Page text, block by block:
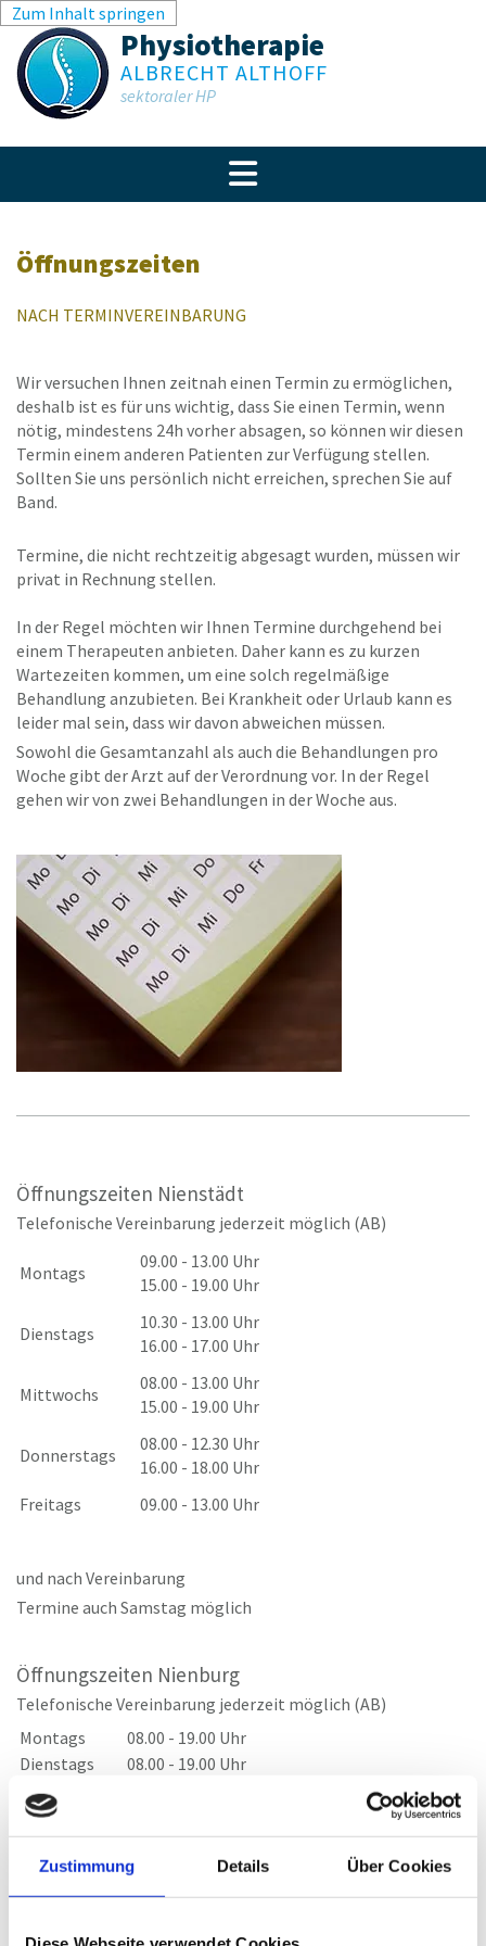
Zustimmung Details Über Cookies
Zum Inhalt springen
Physiotherapie
ALBRECHT ALTHOFF
sektoraler HP
Öffnungszeiten
NACH TERMINVEREINBARUNG
Wir versuchen Ihnen zeitnah einen Termin zu ermöglichen,
deshalb ist es für uns wichtig, dass Sie einen Termin, wenn
nötig, mindestens 24h vorher absagen, so können wir diesen
Termin einem anderen Patienten zur Verfügung stellen.
Sollten Sie uns persönlich nicht erreichen, sprechen Sie auf
Band.
Termine, die nicht rechtzeitig abgesagt wurden, müssen wir
privat in Rechnung stellen.
In der Regel möchten wir Ihnen Termine durchgehend bei
einem Therapeuten anbieten. Daher kann es zu kurzen
Wartezeiten kommen, um eine solch regelmäßige
Behandlung anzubieten. Bei Krankheit oder Urlaub kann es
leider mal sein, dass wir davon abweichen müssen.
Sowohl die Gesamtanzahl als auch die Behandlungen pro
Woche gibt der Arzt auf der Verordnung vor. In der Regel
gehen wir von zwei Behandlungen in der Woche aus.
Öffnungszeiten Nienstädt
Telefonische Vereinbarung jederzeit möglich (AB)
Montags
09.00 - 13.00 Uhr
15.00 - 19.00 Uhr
Dienstags
10.30 - 13.00 Uhr
16.00 - 17.00 Uhr
Mittwochs
08.00 - 13.00 Uhr
15.00 - 19.00 Uhr
Donnerstags
08.00 - 12.30 Uhr
16.00 - 18.00 Uhr
Freitags
09.00 - 13.00 Uhr
und nach Vereinbarung
Termine auch Samstag möglich
Öffnungszeiten Nienburg
Telefonische Vereinbarung jederzeit möglich (AB)
Montags
08.00 - 19.00 Uhr
Dienstags
08.00 - 19.00 Uhr
Mittwochs
Donnerstags
Freitags
08.00 - 14.00 Uhr